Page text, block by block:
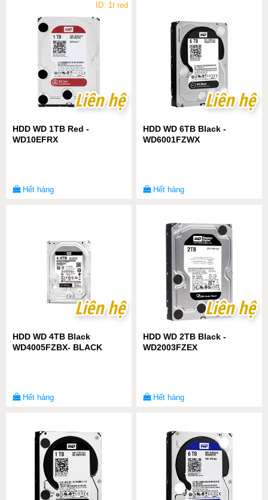
ID: 1t red
Liên hệ
Liên hệ
HDD WD 1TB Red -
WD10EFRX
Hết hàng
Liên hệ
Liên hệ
HDD WD 6TB Black -
WD6001FZWX
Hết hàng
Liên hệ
Liên hệ
HDD WD 4TB Black
WD4005FZBX- BLACK
Hết hàng
Liên hệ
Liên hệ
HDD WD 2TB Black -
WD2003FZEX
Hết hàng